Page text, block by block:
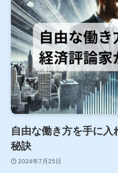
自由な働き方を手に
秘訣
2024年7月25日